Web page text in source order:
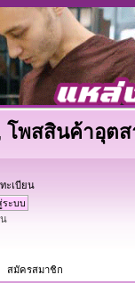
โพสสินค้าอุต
ะเบียน
สมัครสมาชิก